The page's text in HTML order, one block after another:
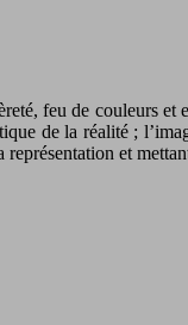
feu de couleurs et
de la réalité ;
et